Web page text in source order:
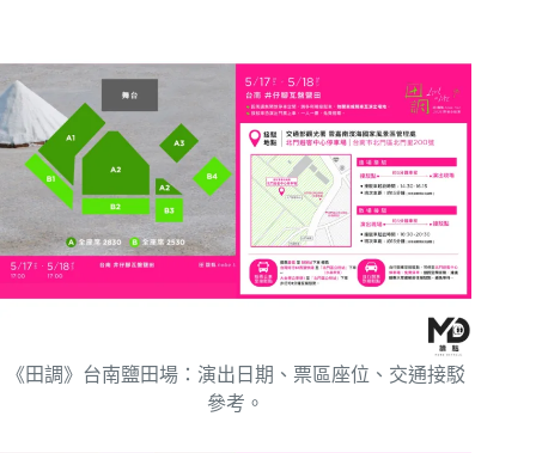
《田調》台南鹽田場：演出日期、票區座位、交通接駁
參考。